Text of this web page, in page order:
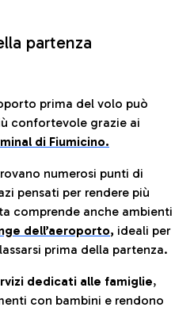
partenza
prima del volo può
confortevole grazie ai
di Fiumicino.
numerosi punti di
pensati per rendere più
comprende anche ambienti
dell’aeroporto, ideali per
prima della partenza.
dedicati alle famiglie,
con bambini e rendono